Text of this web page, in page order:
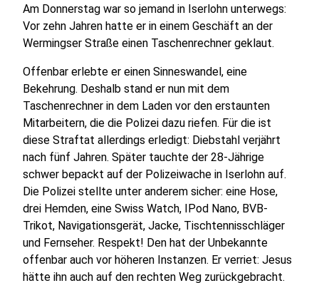
Am Donnerstag war so jemand in Iserlohn unterwegs:
Vor zehn Jahren hatte er in einem Geschäft an der
Wermingser Straße einen Taschenrechner geklaut.
Offenbar erlebte er einen Sinneswandel, eine
Bekehrung. Deshalb stand er nun mit dem
Taschenrechner in dem Laden vor den erstaunten
Mitarbeitern, die die Polizei dazu riefen. Für die ist
diese Straftat allerdings erledigt: Diebstahl verjährt
nach fünf Jahren. Später tauchte der 28-Jährige
schwer bepackt auf der Polizeiwache in Iserlohn auf.
Die Polizei stellte unter anderem sicher: eine Hose,
drei Hemden, eine Swiss Watch, IPod Nano, BVB-
Trikot, Navigationsgerät, Jacke, Tischtennisschläger
und Fernseher. Respekt! Den hat der Unbekannte
offenbar auch vor höheren Instanzen. Er verriet: Jesus
hätte ihn auch auf den rechten Weg zurückgebracht.